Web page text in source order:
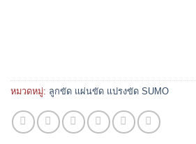
หมวดหมู่: ลูกขัด แผ่นขัด แปรงขัด SUMO